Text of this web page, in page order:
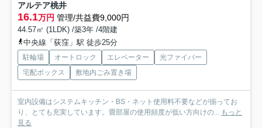
アルテア桃井
16.1万円 管理/共益費9,000円
44.57㎡ (1LDK) /築3年 /4階建
中央線「荻窪」駅 徒歩25分
駐輪場 オートロック エレベーター
光ファイバー
宅配ボックス
敷地内ごみ置き場
室内設備はシステムキッチン・BS・ネット使用料不要などが揃ってお
り、とても充実しています。畳部屋の使用頻度が低い方向けの... もっと
見る